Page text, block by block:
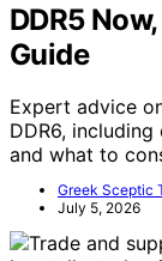
DDR5
Guide
Expert advice
DDR6,
and what to
Greek Sceptic
July 5, 2026